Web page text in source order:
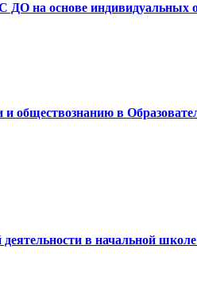
на основе индивидуальных
обществознанию в
в начальной